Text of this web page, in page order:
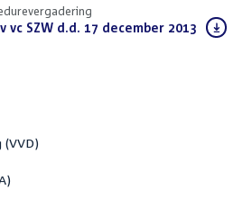
vc SZW d.d. 17 december 2013 (PDF)
(VVD)